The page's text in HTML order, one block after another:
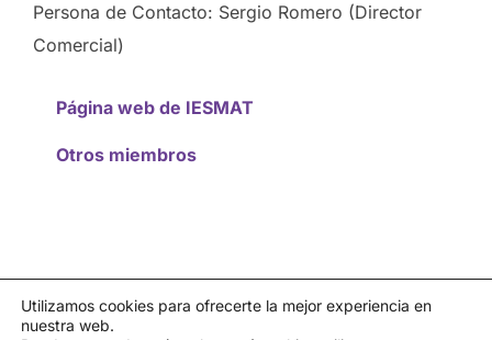
Persona de Contacto: Sergio Romero (Director
Comercial)
Página web de IESMAT
Otros miembros
Política de privacidad
Utilizamos cookies para ofrecerte la mejor experiencia en
nuestra web.